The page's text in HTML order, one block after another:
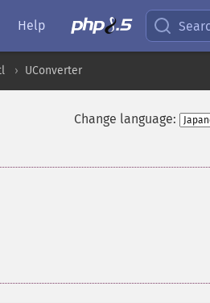
Help
UConverter
Change language: